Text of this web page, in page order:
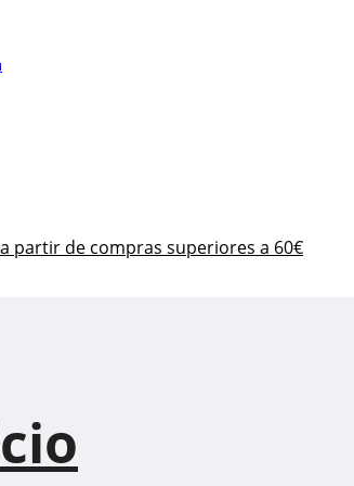
a partir de compras superiores a 60€